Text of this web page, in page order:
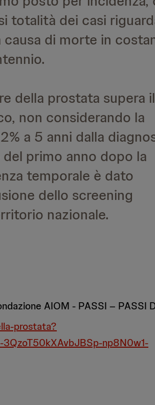
totalità dei casi
di morte in
della prostata supera
non considerando la
a 5 anni dalla
primo anno dopo la
temporale è dato
dello screening
nazionale.
AIOM - PASSI – PASSI
prostata?
3QzoT50kXAvbJBSp-np8N0w1-